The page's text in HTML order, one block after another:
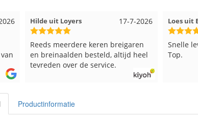
7-2026
heel
12-7-2026
Loes uit EMMELOORD
Snelle levering en keurig verpakt.
Top.
Productinformatie